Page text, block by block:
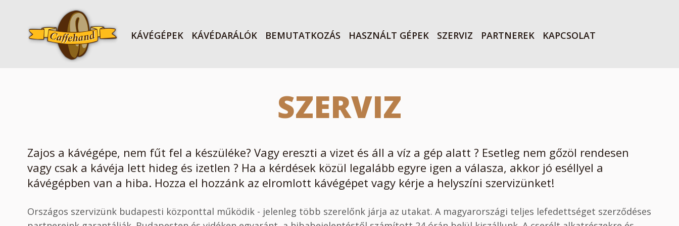
KÁVÉGÉPEK KÁVÉDARÁLÓK BEMUTATKOZÁS HASZNÁLT GÉPEK SZERVIZ PARTNEREK KAPCSOLAT
SZERVIZ
Zajos a kávégépe, nem fűt fel a készüléke? Vagy ereszti a vizet és áll a víz a gép alatt ? Esetleg nem gőzöl rendesen
vagy csak a kávéja lett hideg és izetlen ? Ha a kérdések közül legalább egyre igen a válasza, akkor jó eséllyel a
kávégépben van a hiba. Hozza el hozzánk az elromlott kávégépet vagy kérje a helyszíni szervizünket!
Országos szervizünk budapesti központtal működik - jelenleg több szerelőnk járja az utakat. A magyarországi teljes lefedettséget szerződéses